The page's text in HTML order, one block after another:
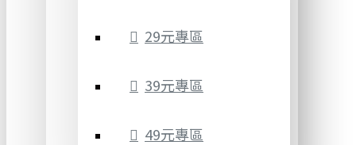
29元專區
39元專區
49元專區